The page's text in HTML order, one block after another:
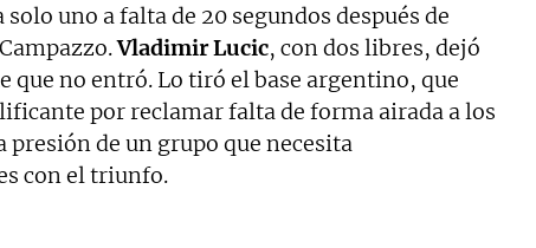
uno a falta de 20 segundos después de
Vladimir Lucic, con dos libres, dejó
que no entró. Lo tiró el base argentino, que
por reclamar falta de forma airada a los
de un grupo que necesita
con el triunfo.